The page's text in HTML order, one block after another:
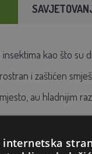
kao što su
i zaštićen
au hladnijim
internetska